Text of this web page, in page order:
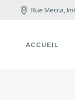
Rue Mecca,
ACCUEIL